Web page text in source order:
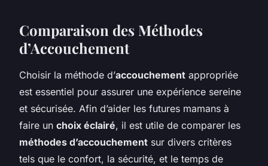
Comparaison des Méthodes
d’Accouchement
Choisir la méthode d’accouchement appropriée
est essentiel pour assurer une expérience sereine
et sécurisée. Afin d’aider les futures mamans à
faire un choix éclairé, il est utile de comparer les
méthodes d’accouchement sur divers critères
tels que le confort, la sécurité, et le temps de